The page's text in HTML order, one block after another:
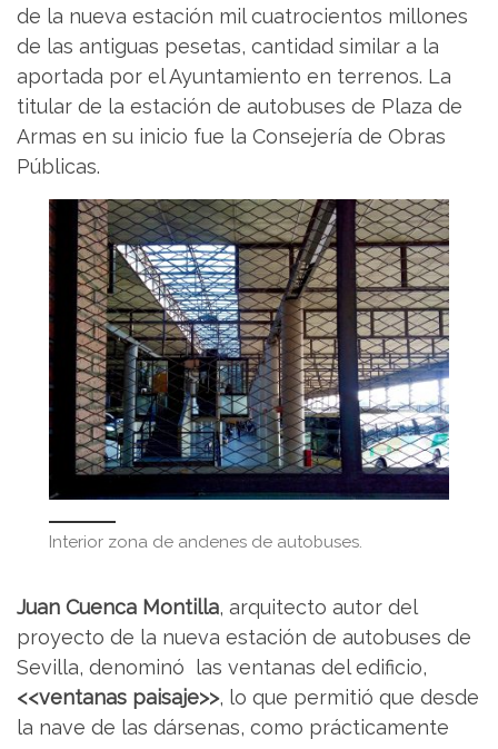
de la nueva estación mil cuatrocientos millones
de las antiguas pesetas, cantidad similar a la
aportada por el Ayuntamiento en terrenos. La
titular de la estación de autobuses de Plaza de
Armas en su inicio fue la Consejería de Obras
Públicas.
Interior zona de andenes de autobuses.
Juan Cuenca Montilla, arquitecto autor del
proyecto de la nueva estación de autobuses de
Sevilla, denominó las ventanas del edificio,
<<ventanas paisaje>>, lo que permitió que desde
la nave de las dársenas, como prácticamente